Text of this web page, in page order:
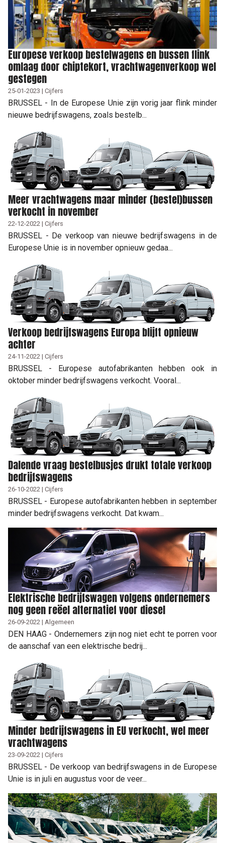
Europese verkoop bestelwagens en bussen flink
omlaag door chiptekort, vrachtwagenverkoop wel
gestegen
25-01-2023 | Cijfers
BRUSSEL - In de Europese Unie zijn vorig jaar flink minder
nieuwe bedrijfswagens, zoals bestelb...
Meer vrachtwagens maar minder (bestel)bussen
verkocht in november
22-12-2022 | Cijfers
BRUSSEL - De verkoop van nieuwe bedrijfswagens in de
Europese Unie is in november opnieuw gedaa...
Verkoop bedrijfswagens Europa blijft opnieuw
achter
24-11-2022 | Cijfers
BRUSSEL - Europese autofabrikanten hebben ook in
oktober minder bedrijfswagens verkocht. Vooral...
Dalende vraag bestelbusjes drukt totale verkoop
bedrijfswagens
26-10-2022 | Cijfers
BRUSSEL - Europese autofabrikanten hebben in september
minder bedrijfswagens verkocht. Dat kwam...
Elektrische bedrijfswagen volgens ondernemers
nog geen reëel alternatief voor diesel
26-09-2022 | Algemeen
DEN HAAG - Ondernemers zijn nog niet echt te porren voor
de aanschaf van een elektrische bedrij...
Minder bedrijfswagens in EU verkocht, wel meer
vrachtwagens
23-09-2022 | Cijfers
BRUSSEL - De verkoop van bedrijfswagens in de Europese
Unie is in juli en augustus voor de veer...